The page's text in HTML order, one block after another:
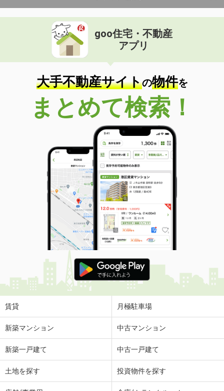
goo住宅・不動産
アプリ
大手不動産サイトの物件を
まとめて検索！
賃貸 月極駐車場
新築マンション 中古マンション
新築一戸建て 中古一戸建て
土地を探す 投資物件を探す